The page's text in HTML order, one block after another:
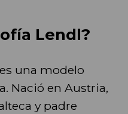
Lendl?
una modelo
Nació en Austria,
y padre